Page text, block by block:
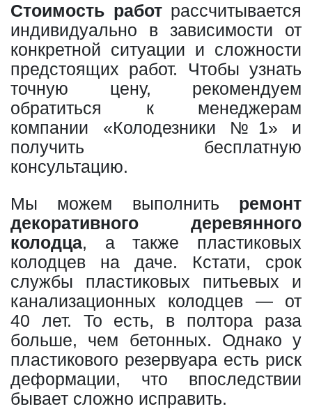
Стоимость работрассчитывается
индивидуально в зависимости от
конкретной ситуации и сложности
предстоящих работ. Чтобы узнать
точную цену, рекомендуем
обратиться к менеджерам
компании «Колодезники №1» и
получить бесплатную
консультацию.
Мы можем выполнить ремонт
декоративного деревянного
колодца, а также пластиковых
колодцев на даче. Кстати, срок
службы пластиковых питьевых и
канализационных колодцев — от
40 лет. То есть, в полтора раза
больше, чем бетонных. Однако у
пластикового резервуара есть риск
деформации, что впоследствии
бывает сложно исправить.